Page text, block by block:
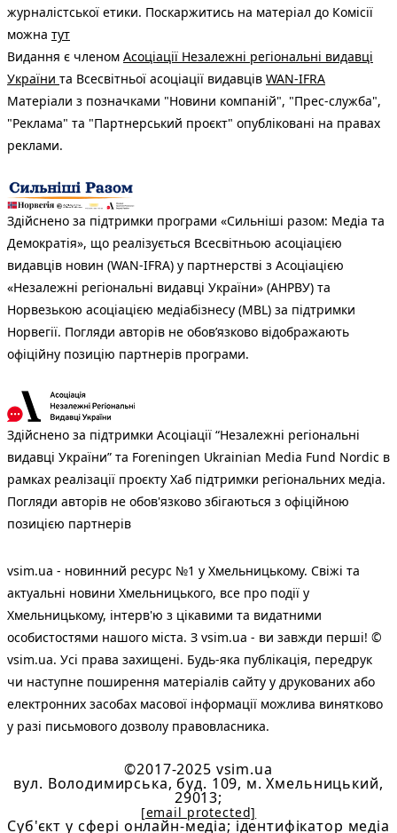
журналістської етики. Поскаржитись на матеріал до Комісії
можна тут
Видання є членом Асоціації Незалежні регіональні видавці
України та Всесвітньої асоціації видавців WAN-IFRA
Матеріали з позначками "Новини компаній", "Прес-служба",
"Реклама" та "Партнерський проєкт" опубліковані на правах
реклами.
Здійснено за підтримки програми «Сильніші разом: Медіа та
Демократія», що реалізується Всесвітньою асоціацією
видавців новин (WAN-IFRA) у партнерстві з Асоціацією
«Незалежні регіональні видавці України» (АНРВУ) та
Норвезькою асоціацією медіабізнесу (MBL) за підтримки
Норвегії. Погляди авторів не обов’язково відображають
офіційну позицію партнерів програми.
Здійснено за підтримки Асоціації “Незалежні регіональні
видавці України” та Foreningen Ukrainian Media Fund Nordic в
рамках реалізації проєкту Хаб підтримки регіональних медіа.
Погляди авторів не обов'язково збігаються з офіційною
позицією партнерів
vsim.ua - новинний ресурс №1 у Хмельницькому. Свіжі та
актуальні новини Хмельницького, все про події у
Хмельницькому, інтерв'ю з цікавими та видатними
особистостями нашого міста. З vsim.ua - ви завжди перші! ©
vsim.ua. Усі права захищені. Будь-яка публiкацiя, передрук
чи наступне поширення матеріалів сайту у друкованих або
електронних засобах масової інформації можлива винятково
у разі письмового дозволу правовласника.
©2017-2025 vsim.ua
вул. Володимирська, буд. 109, м. Хмельницький,
29013;
[email protected]
Cуб'єкт у сфері онлайн-медіа; ідентифікатор медіа